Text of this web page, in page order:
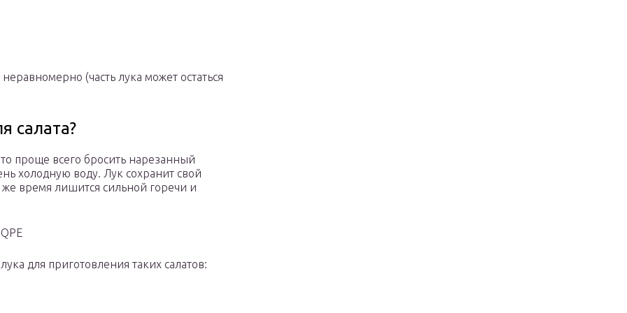
(часть лука может остаться
салата?
проще всего бросить нарезанный
холодную воду. Лук сохранит свой
время лишится сильной горечи и
для приготовления таких салатов: